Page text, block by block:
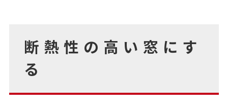
断熱性の高い窓にす
る